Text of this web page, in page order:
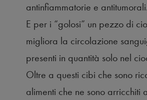
antinfiammatorie e antitumorali.
E per i “golosi” un pezzo di
migliora la circolazione
presenti in quantità solo nel
Oltre a questi cibi che sono
alimenti che ne sono